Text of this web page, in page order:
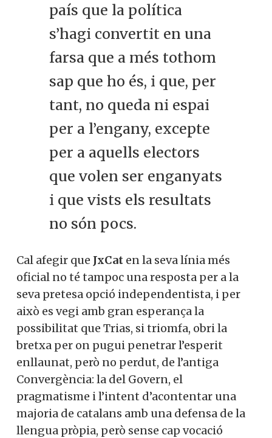
país que la política
s’hagi convertit en una
farsa que a més tothom
sap que ho és, i que, per
tant, no queda ni espai
per a l’engany, excepte
per a aquells electors
que volen ser enganyats
i que vists els resultats
no són pocs.
Cal afegir que JxCat en la seva línia més
oficial no té tampoc una resposta per a la
seva pretesa opció independentista, i per
això es vegi amb gran esperança la
possibilitat que Trias, si triomfa, obri la
bretxa per on pugui penetrar l’esperit
enllaunat, però no perdut, de l’antiga
Convergència: la del Govern, el
pragmatisme i l’intent d’acontentar una
majoria de catalans amb una defensa de la
llengua pròpia, però sense cap vocació